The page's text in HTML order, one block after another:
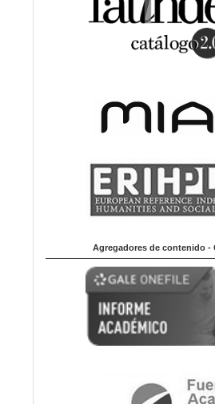
Agregadores de contenido -